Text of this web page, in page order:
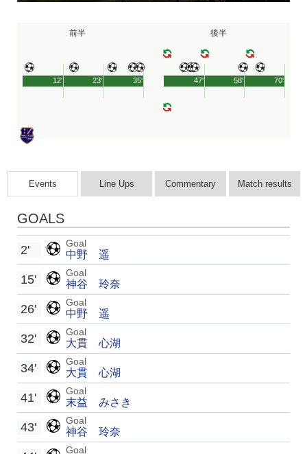
前半
35'
12' 23'
後半
70'
47' 58'
Events Line Ups Commentary Match results
GOALS
Goal
中野 遥
2'
Goal
神谷 玲奈
15'
Goal
中野 遥
26'
Goal
大貫 心湖
32'
Goal
大貫 心湖
34'
Goal
末益 みさき
41'
Goal
神谷 玲奈
43'
Goal